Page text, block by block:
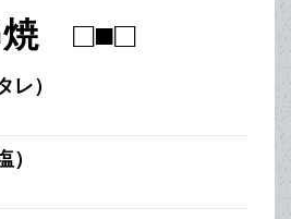
□■□
レ）
）